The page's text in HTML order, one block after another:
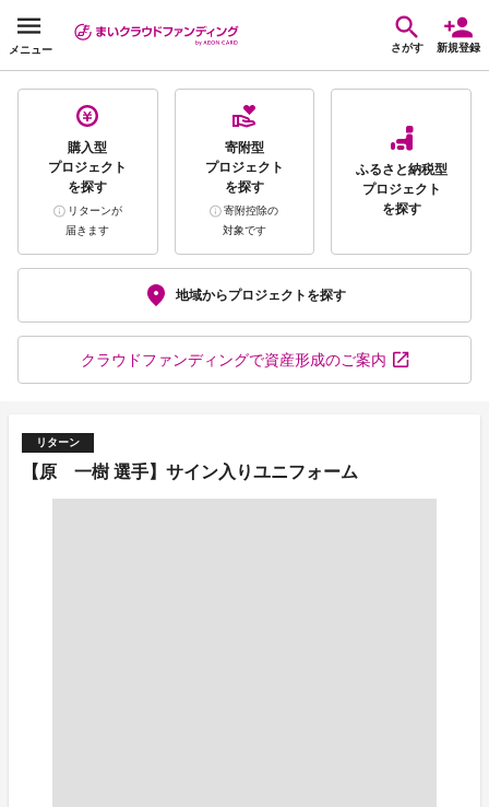
メニュー さがす 新規登録
購入型
プロジェクト
を探す
リターンが
届きます
寄附型
プロジェクト
を探す
寄附控除の
対象です
ふるさと納税型
プロジェクト
を探す
地域からプロジェクトを探す
クラウドファンディングで資産形成のご案内
リターン
【原 一樹 選手】サイン入りユニフォーム